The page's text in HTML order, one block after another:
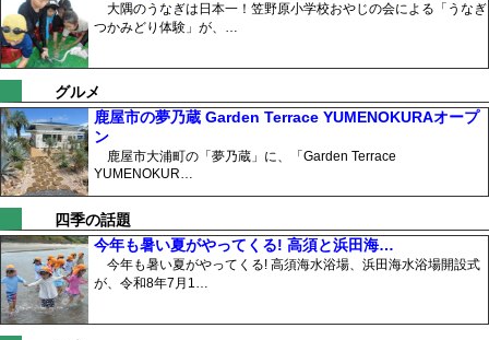
大隅のうなぎは日本一！笠野原小学校おやじの会による「うなぎ
つかみどり体験」が、…
グルメ
鹿屋市の夢乃蔵 Garden Terrace YUMENOKURAオープ
ン
鹿屋市大浦町の「夢乃蔵」に、「Garden Terrace
YUMENOKUR…
四季の話題
今年も暑い夏がやってくる! 高須と浜田海…
今年も暑い夏がやってくる! 高須海水浴場、浜田海水浴場開設式
が、令和8年7月1…